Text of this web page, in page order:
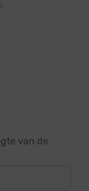
van de